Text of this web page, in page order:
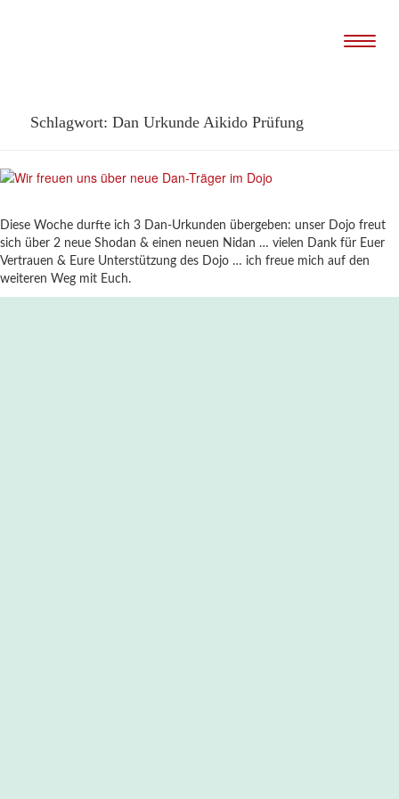
Schlagwort:Dan Urkunde Aikido Prüfung
Diese Woche durfte ich 3 Dan-Urkunden übergeben: unser Dojo freut
sich über 2 neue Shodan & einen neuen Nidan … vielen Dank für Euer
Vertrauen & Eure Unterstützung des Dojo … ich freue mich auf den
weiteren Weg mit Euch.